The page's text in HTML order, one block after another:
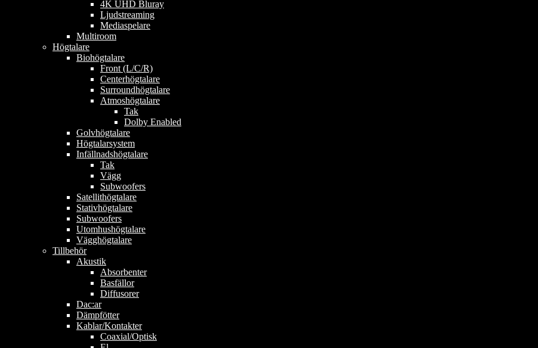
4K UHD Bluray
Ljudstreaming
Mediaspelare
Multiroom
Högtalare
Biohögtalare
Front (L/C/R)
Centerhögtalare
Surroundhögtalare
Atmoshögtalare
Tak
Dolby Enabled
Golvhögtalare
Högtalarsystem
Infällnadshögtalare
Tak
Vägg
Subwoofers
Satellithögtalare
Stativhögtalare
Subwoofers
Utomhushögtalare
Vägghögtalare
Tillbehör
Akustik
Absorbenter
Basfällor
Diffusorer
Dac:ar
Dämpfötter
Kablar/Kontakter
Coaxial/Optisk